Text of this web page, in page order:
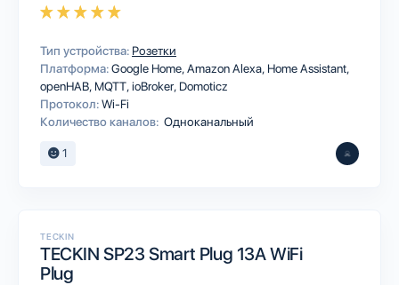
Тип устройства: Розетки
Платформа:Google HomeAmazon Alexa Home Assistant
openHAB MQTTioBroker Domoticz
Протокол:Wi-Fi
Количество каналов: Одноканальный
1
TECKIN
TECKIN SP23 Smart Plug 13A WiFi
Plug